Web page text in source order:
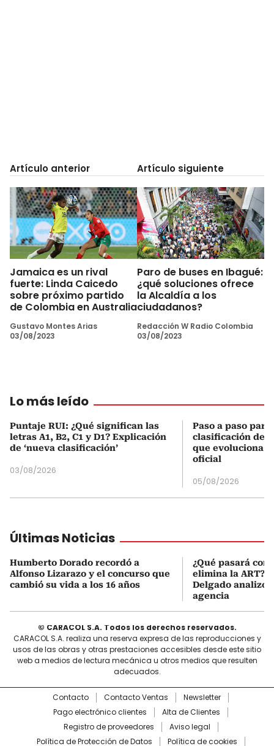
Artículo anterior
Jamaica es un rival
fuerte: Linda Caicedo
sobre próximo partido
de Colombia en Australia
Gustavo Montes Arias
03/08/2023
Artículo siguiente
Paro de buses en Ibagué:
¿qué soluciones ofrece
la Alcaldía a los
ciudadanos?
Redacción W Radio Colombia
03/08/2023
Lo más leído
Puntaje RUI: ¿Qué significan las
letras A1, B2, C1 y D1? Explicación
de ‘nueva clasificación’
03/08/2026
Paso a paso
clasificación del
que evoluciona
oficial
05/08/2026
Últimas Noticias
Humberto Dorado recordó a
Alfonso Lizarazo y el concurso que
cambió su vida a los 16 años
¿Qué pasará con
elimina la ART?
Delgado analizó
agencia
© CARACOL S.A. Todos los derechos reservados.
CARACOL S.A. realiza una reserva expresa de las reproducciones y
usos de las obras y otras prestaciones accesibles desde este sitio
web a medios de lectura mecánica u otros medios que resulten
adecuados.
Contacto Contacto Ventas
Newsletter
Pago electrónico clientes
Alta de Clientes
Registro de proveedores
Aviso legal
Política de Protección de Datos
Política de cookies